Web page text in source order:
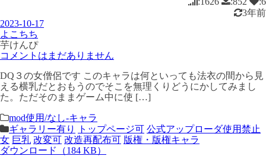
3年前
2023-10-17
よこちち
芋けんぴ
コメントはまだありません
DQ３の女僧侶です このキャラは何といっても法衣の間から見
える横乳だとおもうのでそこを無理くりどうにかしてみまし
た。ただそのままゲーム中に使 […]
mod使用/なし-キャラ
ギャラリー有り
トップページ可 公式アップローダ使用禁止
女 巨乳 改変可 改造再配布可 版権・版権キャラ
ダウンロード（184 KB）